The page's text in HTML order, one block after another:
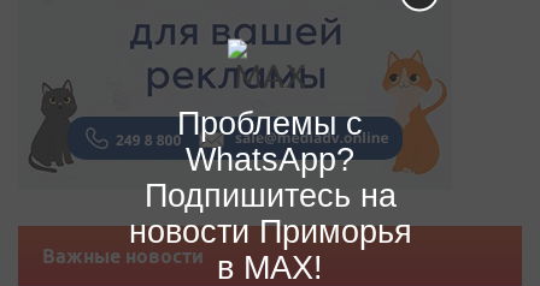
Важные новости
Проблемы с
WhatsApp?
Подпишитесь на
новости Приморья
в MAX!